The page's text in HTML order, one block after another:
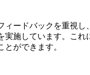
ィードバックを重視し
実施しています。これ
ができます。